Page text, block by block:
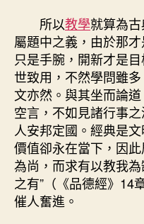
所以教學就算為
屬題中之義，由於那
只是手腕，開新才是
世致用，不然學問雖
文亦然。與其坐而論
空言，不如見諸行事
人安邦定國。經典是
價值卻永在當下，因
為尚，而求有以教我
之有”（《品德經》14
催人奮進。